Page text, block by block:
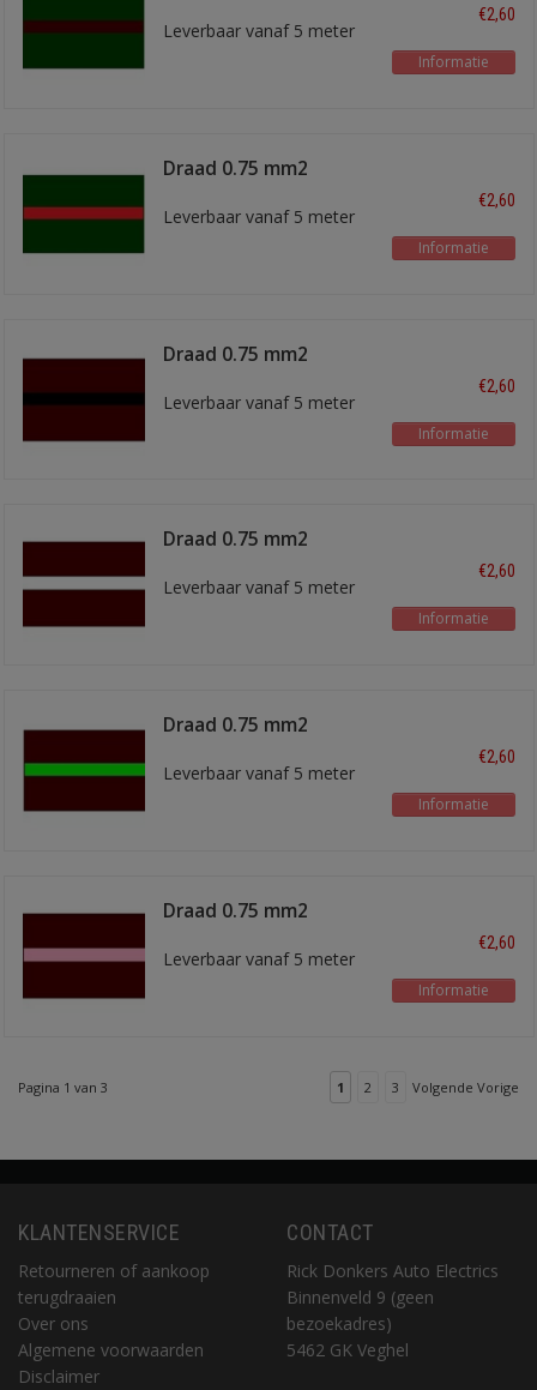
Leverbaar vanaf 5 meter
€2,60
Informatie
Draad 0.75 mm2
Leverbaar vanaf 5 meter
€2,60
Informatie
Draad 0.75 mm2
Leverbaar vanaf 5 meter
€2,60
Informatie
Draad 0.75 mm2
Leverbaar vanaf 5 meter
€2,60
Informatie
Draad 0.75 mm2
Leverbaar vanaf 5 meter
€2,60
Informatie
Draad 0.75 mm2
Leverbaar vanaf 5 meter
€2,60
Informatie
Pagina 1 van 3 1 2 3 Volgende Vorige
KLANTENSERVICE
Retourneren of aankoop
terugdraaien
Over ons
Algemene voorwaarden
Disclaimer
CONTACT
Rick Donkers Auto Electrics
Binnenveld 9 (geen
bezoekadres)
5462 GK Veghel